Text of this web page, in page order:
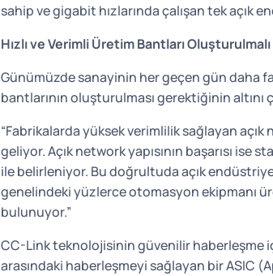
sahip ve gigabit hızlarında çalışan tek açık
Hızlı ve Verimli Üretim Bantları Oluşturulmalı
Günümüzde sanayinin her geçen gün daha
bantlarının oluşturulması gerektiğinin
“Fabrikalarda yüksek verimlilik sağlayan
geliyor. Açık network yapısının başarısı
ile belirleniyor. Bu doğrultuda açık
genelindeki yüzlerce otomasyon ekipmanı
bulunuyor.”
CC-Link teknolojisinin güvenilir haberleşme
arasındaki haberleşmeyi sağlayan bir ASIC